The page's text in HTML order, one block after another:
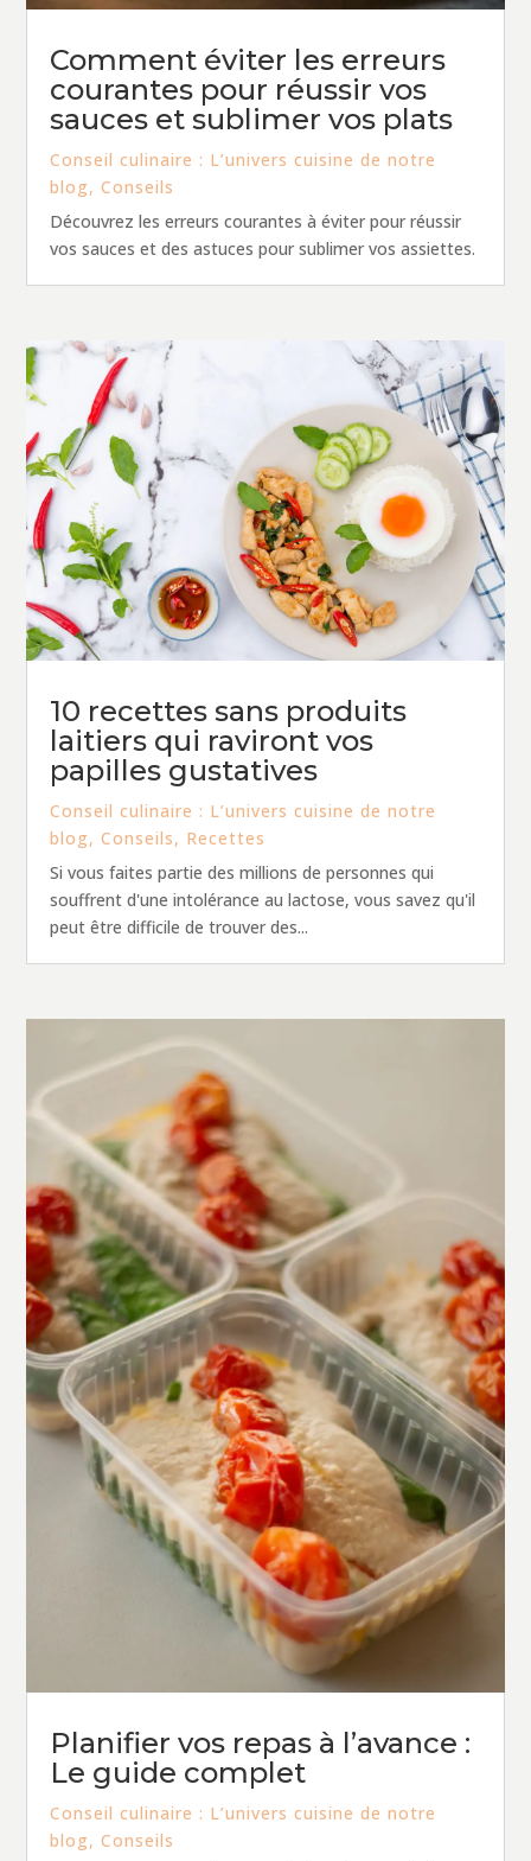
Comment éviter les erreurs
courantes pour réussir vos
sauces et sublimer vos plats
Conseil culinaire : L’univers cuisine de notre
blog,Conseils
Découvrez les erreurs courantes à éviter pour réussir
vos sauces et des astuces pour sublimer vos assiettes.
10 recettes sans produits
laitiers qui raviront vos
papilles gustatives
Conseil culinaire : L’univers cuisine de notre
blog,Conseils, Recettes
Si vous faites partie des millions de personnes qui
souffrent d'une intolérance au lactose, vous savez qu'il
peut être difficile de trouver des...
Planifier vos repas à l’avance :
Le guide complet
Conseil culinaire : L’univers cuisine de notre
blog,Conseils